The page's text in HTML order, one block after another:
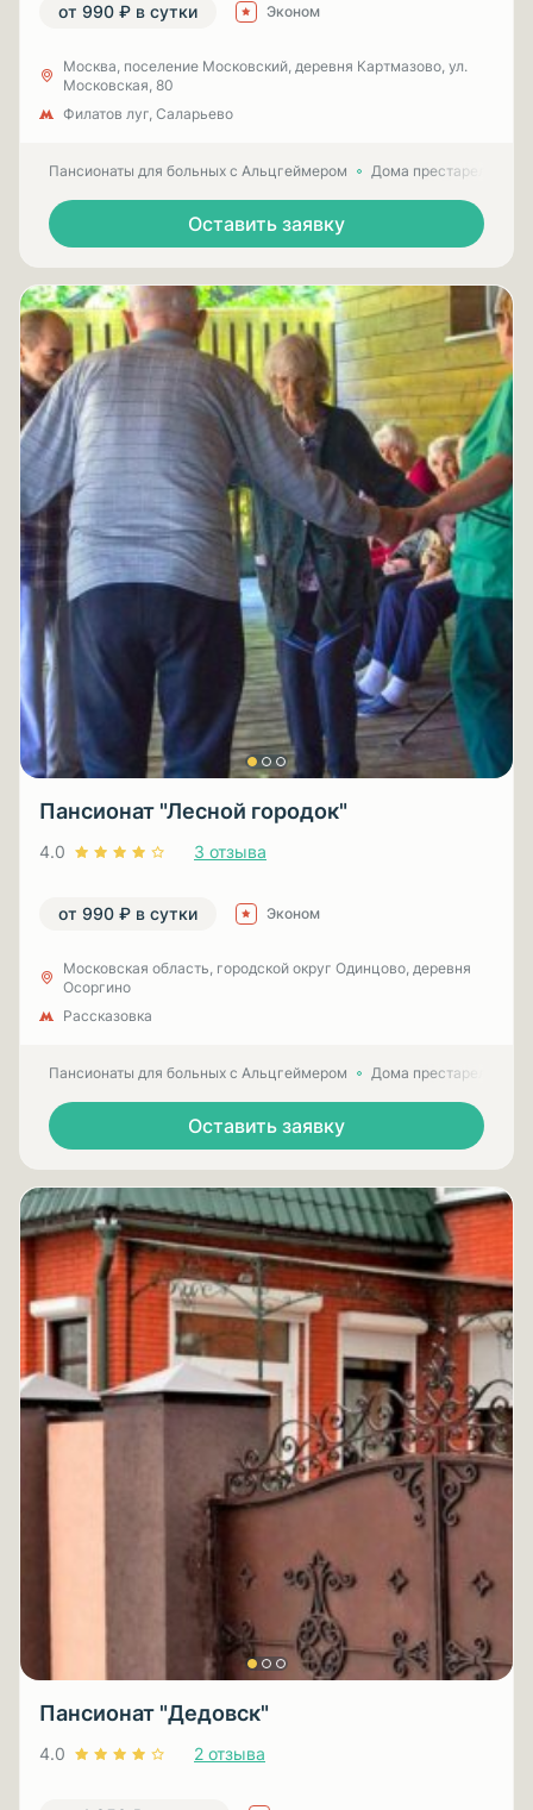
от 990 ₽ в сутки Эконом
Москва, поселение Московский, деревня Картмазово, ул.
Московская, 80
Филатов луг, Саларьево
Пансионаты для больных с Альцгеймером Дома престарелых
Оставить заявку
Пансионат "Лесной городок"
4.0 3 отзыва
от 990 ₽ в сутки Эконом
Московская область, городской округ Одинцово, деревня
Осоргино
Рассказовка
Пансионаты для больных с Альцгеймером Дома престарелых
Оставить заявку
Пансионат "Дедовск"
4.0 2 отзыва